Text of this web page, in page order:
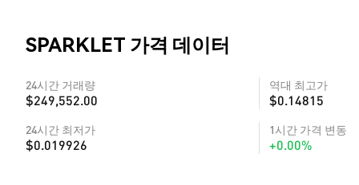
SPARKLET 가격 데이터
24시간 거래량
$249,552.00
역대 최고가
$0.14815
24시간 최저가
$0.019926
1시간 가격 변동
+0.00%